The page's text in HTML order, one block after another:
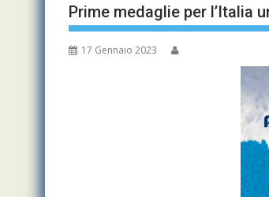
Prime medaglie per l’Italia
17 Gennaio 2023